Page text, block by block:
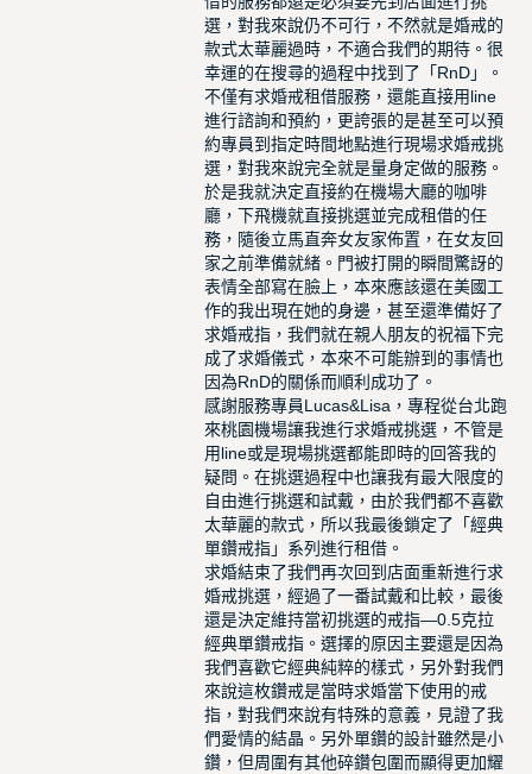
選，對我來說仍不可行，不然就是婚戒的
款式太華麗過時，不適合我們的期待。很
幸運的在搜尋的過程中找到了「RnD」。
不僅有求婚戒租借服務，還能直接用line
進行諮詢和預約，更誇張的是甚至可以預
約專員到指定時間地點進行現場求婚戒挑
選，對我來說完全就是量身定做的服務。
於是我就決定直接約在機場大廳的咖啡
廳，下飛機就直接挑選並完成租借的任
務，隨後立馬直奔女友家佈置，在女友回
家之前準備就緒。門被打開的瞬間驚訝的
表情全部寫在臉上，本來應該還在美國工
作的我出現在她的身邊，甚至還準備好了
求婚戒指，我們就在親人朋友的祝福下完
成了求婚儀式，本來不可能辦到的事情也
因為RnD的關係而順利成功了。
感謝服務專員Lucas&Lisa，專程從台北跑
來桃園機場讓我進行求婚戒挑選，不管是
用line或是現場挑選都能即時的回答我的
疑問。在挑選過程中也讓我有最大限度的
自由進行挑選和試戴，由於我們都不喜歡
太華麗的款式，所以我最後鎖定了「經典
單鑽戒指」系列進行租借。
求婚結束了我們再次回到店面重新進行求
婚戒挑選，經過了一番試戴和比較，最後
還是決定維持當初挑選的戒指—0.5克拉
經典單鑽戒指。選擇的原因主要還是因為
我們喜歡它經典純粹的樣式，另外對我們
來說這枚鑽戒是當時求婚當下使用的戒
指，對我們來說有特殊的意義，見證了我
們愛情的結晶。另外單鑽的設計雖然是小
鑽，但周圍有其他碎鑽包圍而顯得更加耀